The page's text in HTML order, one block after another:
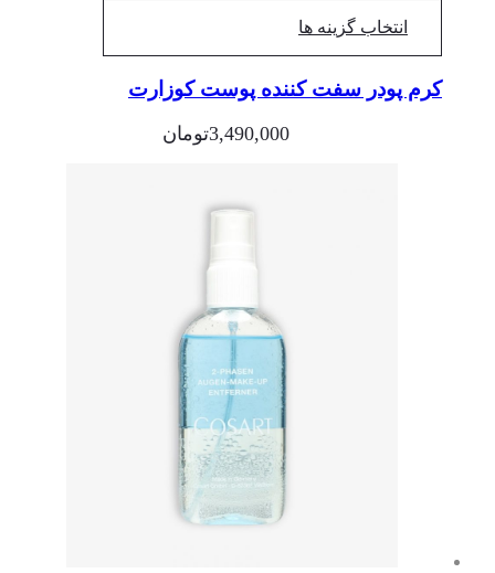
انتخاب گزینه ها
کرم پودر سفت کننده پوست کوزارت
3,490,000تومان